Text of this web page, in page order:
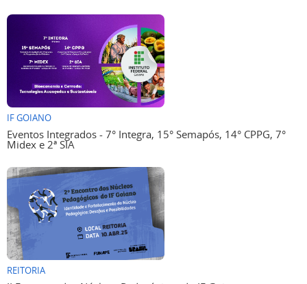
IF GOIANO
Eventos Integrados - 7° Integra, 15° Semapós, 14° CPPG, 7°
Midex e 2ª SIA
REITORIA